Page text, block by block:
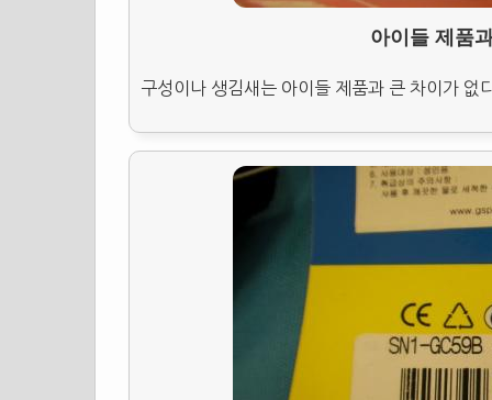
아이들 제품
구성이나 생김새는 아이들 제품과 큰 차이가 없